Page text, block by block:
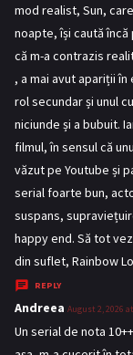
mod realist, Sun,
noapte, își caută
că m-a contrazis
, a mai avut apariții în
rol secundar și unul
niciunde și a bubuit.
filmul, în sensul că
văzut pe Youtube și
serial foarte bun,
suspans,
happy end. Să tot
din suflet, Rainbow
REPLY
Andreea s
a
August 2, 2026
Un serial de nota